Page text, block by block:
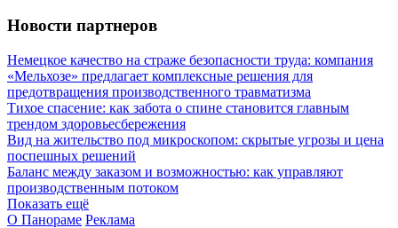
Новости партнеров
Немецкое качество на страже безопасности труда: компания
«Мельхозе» предлагает комплексные решения для
предотвращения производственного травматизма
Тихое спасение: как забота о спине становится главным
трендом здоровьесбережения
Вид на жительство под микроскопом: скрытые угрозы и цена
поспешных решений
Баланс между заказом и возможностью: как управляют
производственным потоком
Показать ещё
О Панораме Реклама